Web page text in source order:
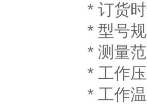
* 订货
* 型号
* 测量
* 工作
* 工作